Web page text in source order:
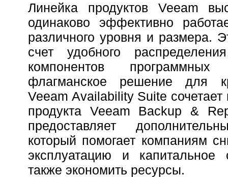
Линейка продуктов Veeam
одинаково эффективно
различного уровня и размера.
счет удобного
компонентов
флагманское решение для
Veeam Availability Suite
продукта Veeam Backup &
предоставляет
который помогает компаниям
эксплуатацию и капитальное
также экономить ресурсы.